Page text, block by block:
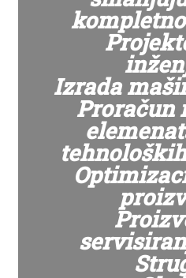
Izrada
Proračun